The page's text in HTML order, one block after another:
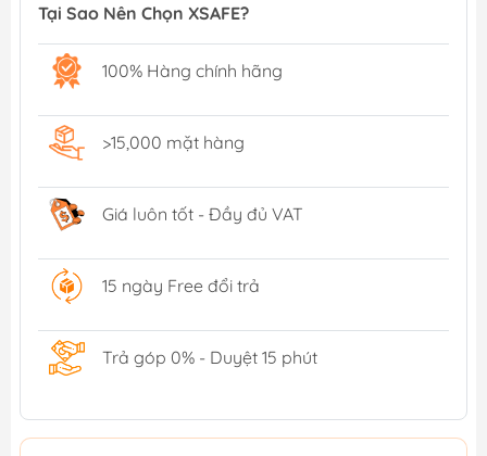
Tại Sao Nên Chọn XSAFE?
100% Hàng chính hãng
>15,000 mặt hàng
Giá luôn tốt - Đầy đủ VAT
15 ngày Free đổi trả
Trả góp 0% - Duyệt 15 phút